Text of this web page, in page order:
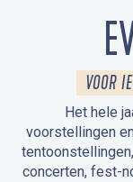
VOOR
Het hele
voorstellingen
concerten, fest-